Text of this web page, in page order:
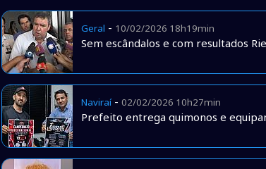
Geral - 10/02/2026 18h19min
Sem escândalos e com resultados
Naviraí- 02/02/2026 10h27min
Prefeito entrega quimonos e